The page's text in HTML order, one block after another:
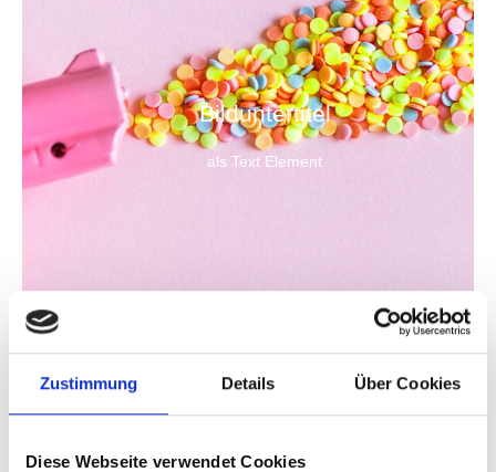
Zustimmung Details Über Cookies
Diese Webseite verwendet Cookies
Bild­unter­titel
als Text Element